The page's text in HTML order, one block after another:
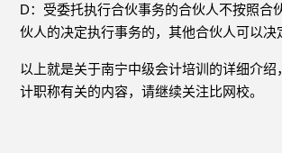
D：受委托执行合伙事务的合伙人不按照合
伙人的决定执行事务的，其他合伙人可以决
以上就是关于南宁中级会计培训的详细介绍
计职称有关的内容，请继续关注比网校。